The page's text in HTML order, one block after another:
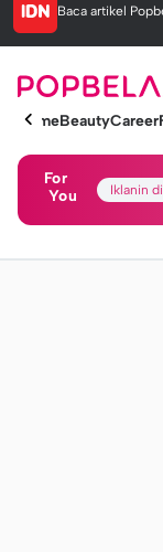
Baca artikel
HomeBeautyCareer
For
You
Iklanin